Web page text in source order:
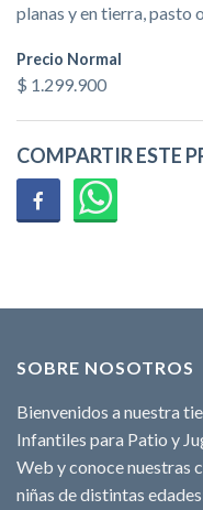
planas y en tierra, pasto
Precio Normal
$ 1.299.900
COMPARTIR ESTE
SOBRE NOSOTROS
Bienvenidos a nuestra
Infantiles para Patio y
Web y conoce nuestras
niñas de distintas